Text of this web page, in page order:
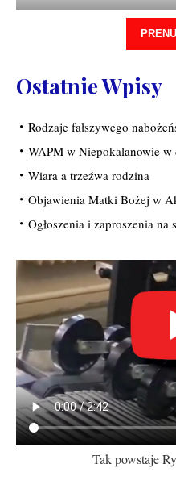
Ostatnie Wpisy
Rodzaje fałszywego
WAPM w Niepokalanowie w
Wiara a trzeźwa rodzina
Objawienia Matki Bożej w
Ogłoszenia i zaproszenia
Tak powstaje